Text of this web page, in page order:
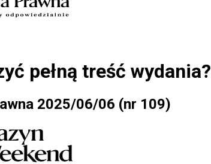
pełną treść wydania?
2025/06/06 (nr 109)